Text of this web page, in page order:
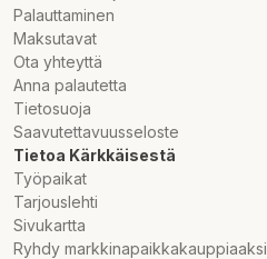
Palauttaminen
Maksutavat
Ota yhteyttä
Anna palautetta
Tietosuoja
Saavutettavuusseloste
Tietoa Kärkkäisestä
Työpaikat
Tarjouslehti
Sivukartta
Ryhdy markkinapaikkakauppiaaksi